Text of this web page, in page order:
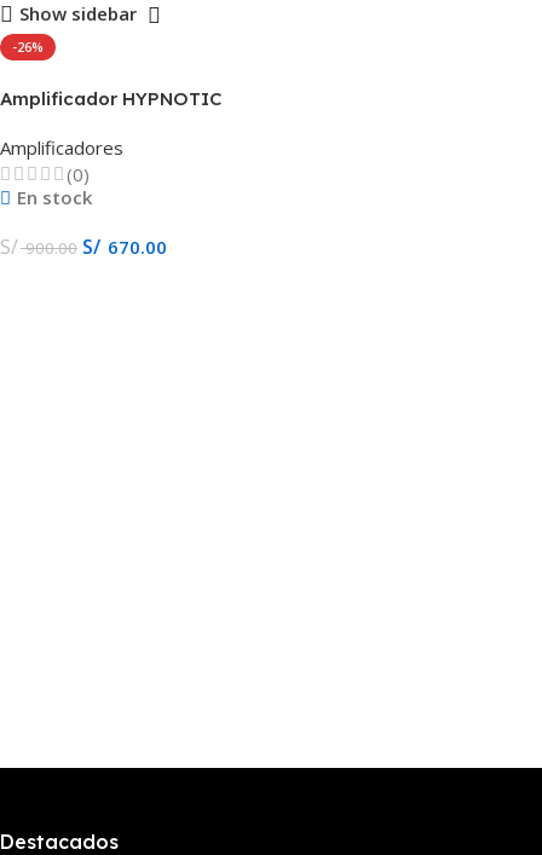
Show sidebar
-26%
Amplificador HYPNOTIC
HYP1004
Amplificadores
(0)
En stock
S/900.00 S/ 670.00
Destacados